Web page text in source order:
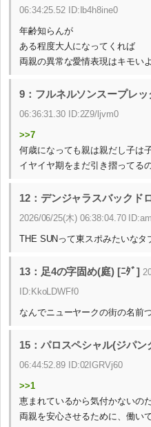
06:34:25.52 ID:Ib4h8ine0
年齢知らんが
ある程度大人になってくれば
両親の異常な愛情表現はキモい
9：フルネルソンスープレ
06:36:31.30 ID:2Z9/ljvm0
>>7
何歳になっても親は親だし子は
イヤイヤ期をまだ引き摺ってる
12：デンジャラスバックド
2026/06/25(木) 06:38:04.70
THE SUNって東スポみたいなタ
13：足4の字固め(庭) [ﾆﾀﾞ]
ID:KkoLDWFf0
なんでニューヤークの街の名前
15：パロスペシャル(ジパン
06:44:52.89 ID:02IGRVj60
>>1
恵まれているから気付かないの
両親を安心させるために、働い